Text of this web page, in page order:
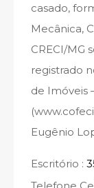
casado,
Mecânica,
CRECI/MG
registrado
de Imóveis
Eugênio
Escritório :
Telefone